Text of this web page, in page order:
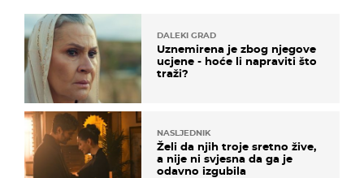
DALEKI GRAD
Uznemirena je zbog njegove
ucjene - hoće li napraviti što
traži?
NASLJEDNIK
Želi da njih troje sretno žive,
a nije ni svjesna da ga je
odavno izgubila